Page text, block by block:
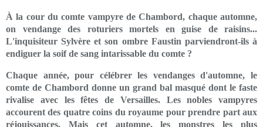
À la cour du comte vampyre de Chambord, chaque automne,
on vendange des roturiers mortels en guise de raisins...
L'inquisiteur Sylvère et son ombre Faustin parviendront-ils à
endiguer la soif de sang intarissable du comte ?
Chaque année, pour célébrer les vendanges d'automne, le
comte de Chambord donne un grand bal masqué dont le faste
rivalise avec les fêtes de Versailles. Les nobles vampyres
accourent des quatre coins du royaume pour prendre part aux
réjouissances. Mais cet automne, les monstres les plus